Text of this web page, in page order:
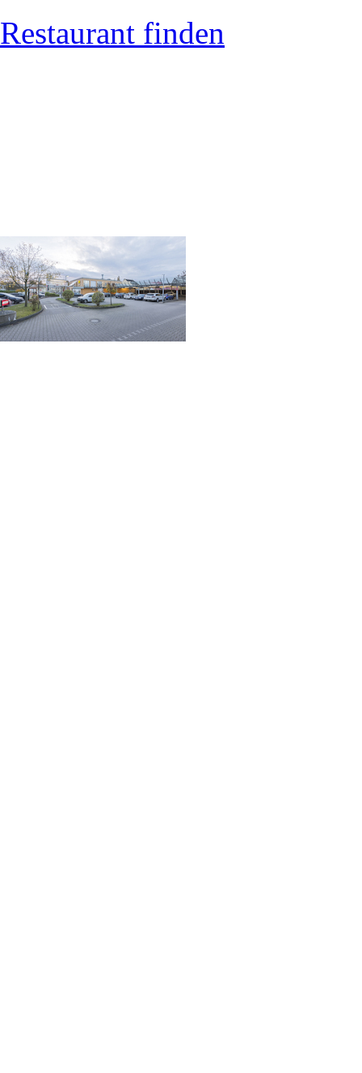
Restaurant finden